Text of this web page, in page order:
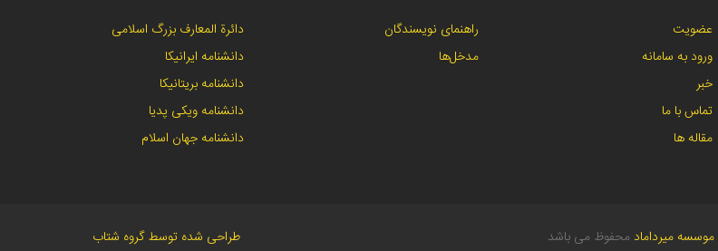
عضویت
ورود به سامانه
خبر
تماس با ما
مقاله ها
راهنمای نویسندگان
مدخل‌ها
دائرة المعارف بزرگ اسلامی
دانشنامه ایرانیکا
دانشنامه بریتانیکا
دانشنامه ویکی پدیا
دانشنامه جهان اسلام
طراحی شده توسط گروه شتاب موسسه میرداماد محفوظ می باشد